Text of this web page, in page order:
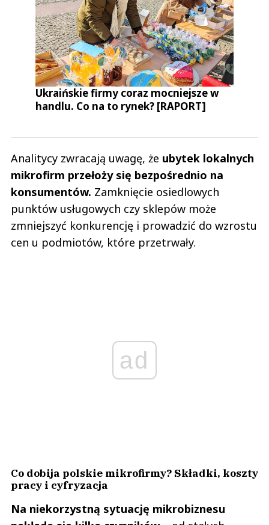
Ukraińskie firmy coraz mocniejsze w
handlu. Co na to rynek? [RAPORT]
Analitycy zwracają uwagę, że ubytek lokalnych
mikrofirm przełoży się bezpośrednio na
konsumentów. Zamknięcie osiedlowych
punktów usługowych czy sklepów może
zmniejszyć konkurencję i prowadzić do wzrostu
cen u podmiotów, które przetrwały.
ad
Co dobija polskie mikrofirmy? Składki, koszty
pracy i cyfryzacja
Na niekorzystną sytuację mikrobiznesu